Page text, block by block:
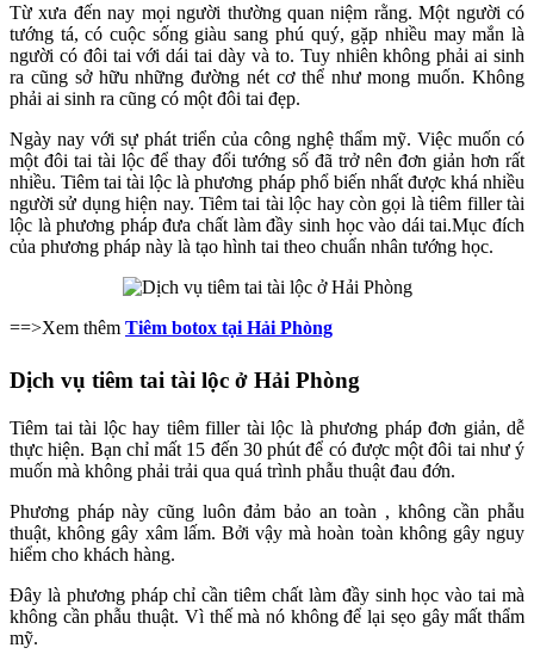
Từ xưa đến nay mọi người thường quan niệm rằng. Một người có
tướng tá, có cuộc sống giàu sang phú quý, gặp nhiều may mắn là
người có đôi tai với dái tai dày và to. Tuy nhiên không phải ai sinh
ra cũng sở hữu những đường nét cơ thể như mong muốn. Không
phải ai sinh ra cũng có một đôi tai đẹp.
Ngày nay với sự phát triển của công nghệ thẩm mỹ. Việc muốn có
một đôi tai tài lộc để thay đổi tướng số đã trở nên đơn giản hơn rất
nhiều. Tiêm tai tài lộc là phương pháp phổ biến nhất được khá nhiều
người sử dụng hiện nay. Tiêm tai tài lộc hay còn gọi là tiêm filler tài
lộc là phương pháp đưa chất làm đầy sinh học vào dái tai.Mục đích
của phương pháp này là tạo hình tai theo chuẩn nhân tướng học.
==>Xem thêm Tiêm botox tại Hải Phòng
Dịch vụ tiêm tai tài lộc ở Hải Phòng
Tiêm tai tài lộc hay tiêm filler tài lộc là phương pháp đơn giản, dễ
thực hiện. Bạn chỉ mất 15 đến 30 phút để có được một đôi tai như ý
muốn mà không phải trải qua quá trình phẫu thuật đau đớn.
Phương pháp này cũng luôn đảm bảo an toàn , không cần phẫu
thuật, không gây xâm lấm. Bởi vậy mà hoàn toàn không gây nguy
hiểm cho khách hàng.
Đây là phương pháp chỉ cần tiêm chất làm đầy sinh học vào tai mà
không cần phẫu thuật. Vì thế mà nó không để lại sẹo gây mất thẩm
mỹ.